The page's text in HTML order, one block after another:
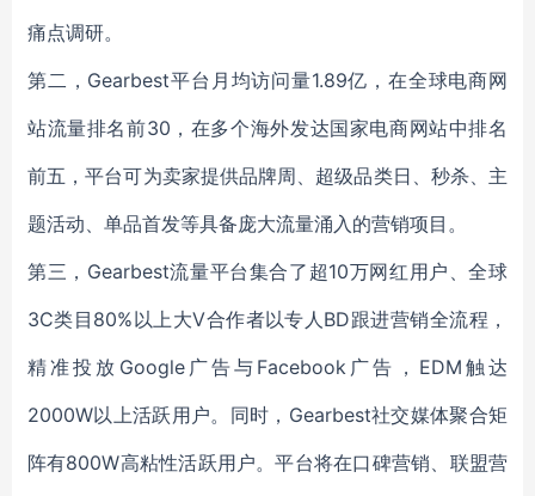
痛点调研。
第二，Gearbest平台月均访问量1.89亿，在全球电商网
站流量排名前30，在多个海外发达国家电商网站中排名
前五，平台可为卖家提供品牌周、超级品类日、秒杀、主
题活动、单品首发等具备庞大流量涌入的营销项目。
第三，Gearbest流量平台集合了超10万网红用户、全球
3C类目80%以上大V合作者以专人BD跟进营销全流程，
精准投放Google广告与Facebook广告，EDM触达
2000W以上活跃用户。同时，Gearbest社交媒体聚合矩
阵有800W高粘性活跃用户。平台将在口碑营销、联盟营